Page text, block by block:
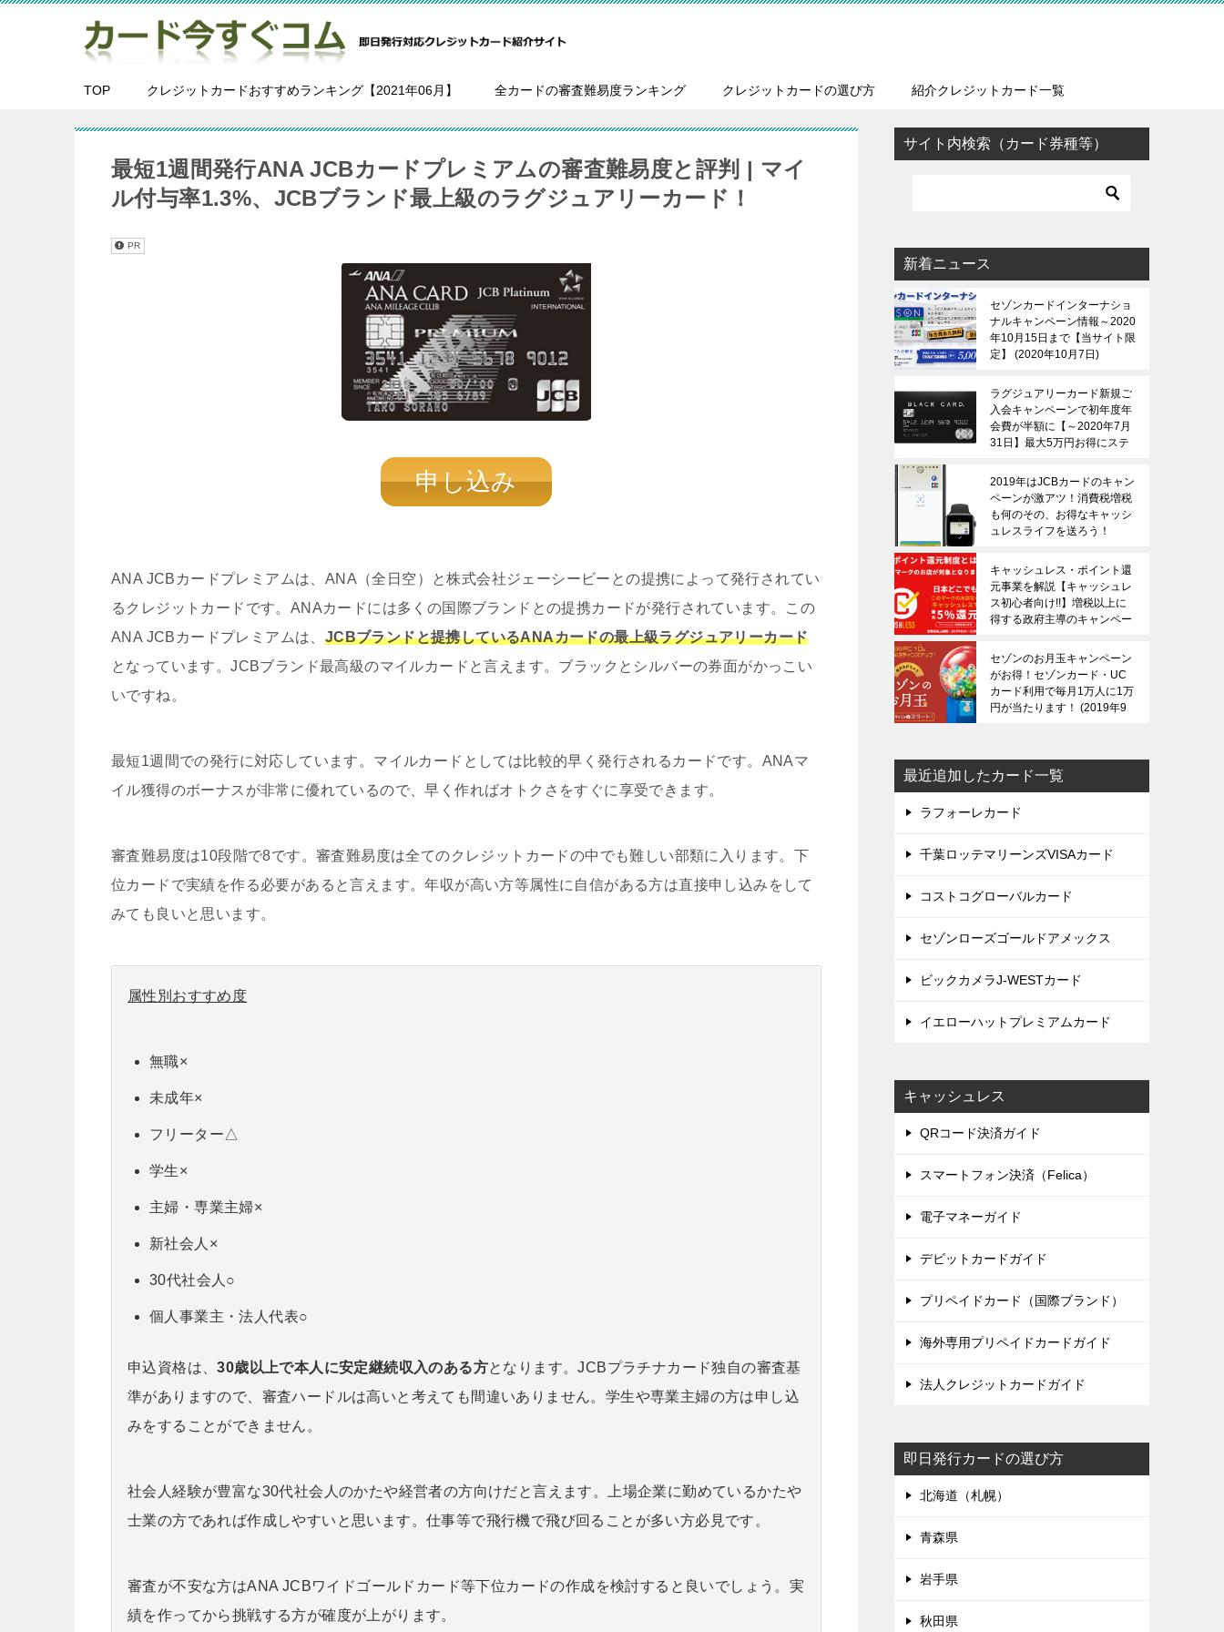
TOP クレジットカードおすすめランキング【2021年06月】 全カードの審査難易度ランキング クレジットカードの選び方 紹介クレジットカード一覧
最短1週間発行ANA JCBカードプレミアムの審査難易度と評判 | マイ
ル付与率1.3%、JCBブランド最上級のラグジュアリーカード！
PR
申し込み
ANA JCBカードプレミアムは、ANA（全日空）と株式会社ジェーシービーとの提携によって発行されてい
るクレジットカードです。ANAカードには多くの国際ブランドとの提携カードが発行されています。この
ANA JCBカードプレミアムは、 JCBブランドと提携しているANAカードの最上級ラグジュアリーカード
となっています。JCBブランド最高級のマイルカードと言えます。ブラックとシルバーの券面がかっこい
いですね。
最短1週間での発行に対応しています。マイルカードとしては比較的早く発行されるカードです。ANAマ
イル獲得のボーナスが非常に優れているので、早く作ればオトクさをすぐに享受できます。
審査難易度は10段階で8です。審査難易度は全てのクレジットカードの中でも難しい部類に入ります。下
位カードで実績を作る必要があると言えます。年収が高い方等属性に自信がある方は直接申し込みをして
みても良いと思います。
属性別おすすめ度
無職×
未成年×
フリーター△
学生×
主婦・専業主婦×
新社会人×
30代社会人○
個人事業主・法人代表○
申込資格は、30歳以上で本人に安定継続収入のある方となります。JCBプラチナカード独自の審査基
準がありますので、審査ハードルは高いと考えても間違いありません。学生や専業主婦の方は申し込
みをすることができません。
社会人経験が豊富な30代社会人のかたや経営者の方向けだと言えます。上場企業に勤めているかたや
士業の方であれば作成しやすいと思います。仕事等で飛行機で飛び回ることが多い方必見です。
審査が不安な方はANA JCBワイドゴールドカード等下位カードの作成を検討すると良いでしょう。実
績を作ってから挑戦する方が確度が上がります。
サイト内検索（カード券種等）
新着ニュース
セゾンカードインターナショ
ナルキャンペーン情報～2020
年10月15日まで【当サイト限
定】
2020年10月7日
ラグジュアリーカード新規ご
入会キャンペーンで初年度年
会費が半額に【～2020年7月
31日】最大5万円お得にステ
2020年3月20日
2019年はJCBカードのキャン
ペーンが激アツ！消費税増税
も何のその、お得なキャッシ
ュレスライフを送ろう！
キャッシュレス・ポイント還
元事業を解説【キャッシュレ
ス初心者向け!!】増税以上に
得する政府主導のキャンペー
セゾンのお月玉キャンペーン
がお得！セゾンカード・UC
カード利用で毎月1万人に1万
円が当たります！
2019年9
最近追加したカード一覧
ラフォーレカード
千葉ロッテマリーンズVISAカード
コストコグローバルカード
セゾンローズゴールドアメックス
ビックカメラJ-WESTカード
イエローハットプレミアムカード
キャッシュレス
QRコード決済ガイド
スマートフォン決済（Felica）
電子マネーガイド
デビットカードガイド
プリペイドカード（国際ブランド）
海外専用プリペイドカードガイド
法人クレジットカードガイド
即日発行カードの選び方
北海道（札幌）
青森県
岩手県
秋田県